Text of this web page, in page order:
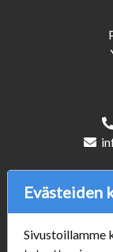
Evästeiden
Sivustoillamme